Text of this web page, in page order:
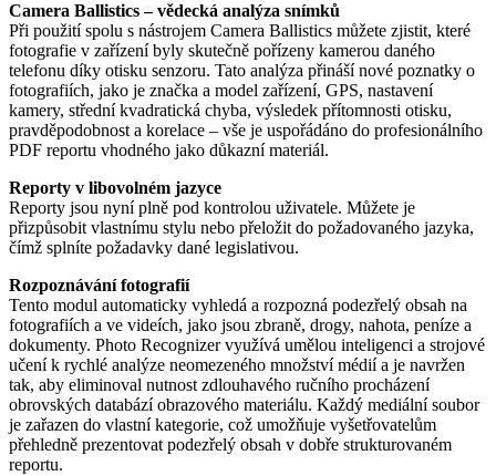
Camera Ballistics – vědecká analýza snímků
Při použití spolu s nástrojem Camera Ballistics můžete zjistit, které
fotografie v zařízení byly skutečně pořízeny kamerou daného
telefonu díky otisku senzoru. Tato analýza přináší nové poznatky o
fotografiích, jako je značka a model zařízení, GPS, nastavení
kamery, střední kvadratická chyba, výsledek přítomnosti otisku,
pravděpodobnost a korelace – vše je uspořádáno do profesionálního
PDF reportu vhodného jako důkazní materiál.
Reporty v libovolném jazyce
Reporty jsou nyní plně pod kontrolou uživatele. Můžete je
přizpůsobit vlastnímu stylu nebo přeložit do požadovaného jazyka,
čímž splníte požadavky dané legislativou.
Rozpoznávání fotografií
Tento modul automaticky vyhledá a rozpozná podezřelý obsah na
fotografiích a ve videích, jako jsou zbraně, drogy, nahota, peníze a
dokumenty. Photo Recognizer využívá umělou inteligenci a strojové
učení k rychlé analýze neomezeného množství médií a je navržen
tak, aby eliminoval nutnost zdlouhavého ručního procházení
obrovských databází obrazového materiálu. Každý mediální soubor
je zařazen do vlastní kategorie, což umožňuje vyšetřovatelům
přehledně prezentovat podezřelý obsah v dobře strukturovaném
reportu.